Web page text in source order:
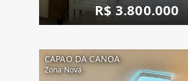
R$ 3.800.000
CAPAO DA CANOA
Zona Nova